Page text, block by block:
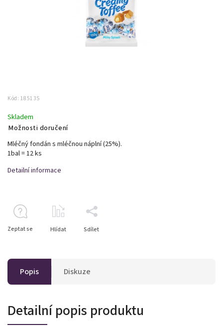
Kód: 18513S
Skladem
Možnosti doručení
Mléčný fondán s mléčnou náplní (25%).
1bal = 12 ks
Detailní informace
Zeptat se Hlídat Sdílet
Popis Diskuze
Detailní popis produktu